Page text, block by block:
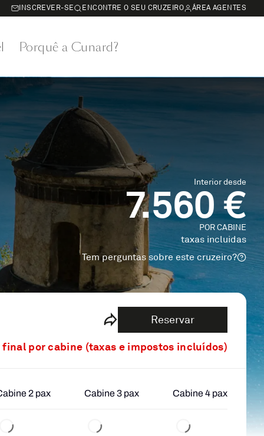
INSCREVER-SE ENCONTRE O SEU CRUZEIRO ÁREA AGENTES
Porquê a Cunard?
Interior desde
7.560 €
POR CABINE
taxas incluidas
Tem perguntas sobre este cruzeiro?
Reservar
final por cabine (taxas e impostos incluídos)
2 pax Cabine 3 pax Cabine 4 pax